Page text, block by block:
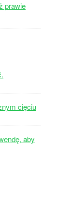
prawie
cięciu
aby